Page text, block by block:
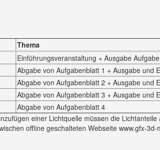
Thema
Einführungsveranstaltung + Ausgabe
Abgabe von Aufgabenblatt 1 + Ausgabe und
Abgabe von Aufgabenblatt 2 + Ausgabe und
Abgabe von Aufgabenblatt 3 + Ausgabe und
Abgabe von Aufgabenblatt 4
einer Lichtquelle müssen die
offline geschalteten Webseite www.gfx-3d-